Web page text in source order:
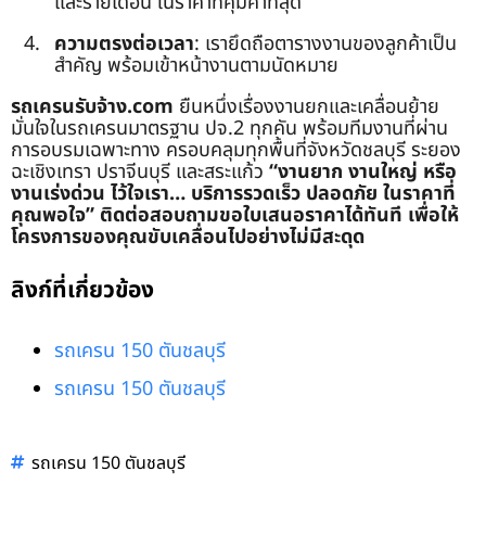
ความตรงต่อเวลา: เรายึดถือตารางงานของลูกค้าเป็น
สำคัญ พร้อมเข้าหน้างานตามนัดหมาย
รถเครนรับจ้าง.com ยืนหนึ่งเรื่องงานยกและเคลื่อนย้าย
มั่นใจในรถเครนมาตรฐาน ปจ.2 ทุกคัน พร้อมทีมงานที่ผ่าน
การอบรมเฉพาะทาง ครอบคลุมทุกพื้นที่จังหวัดชลบุรี ระยอง
ฉะเชิงเทรา ปราจีนบุรี และสระแก้ว “งานยาก งานใหญ่ หรือ
งานเร่งด่วน ไว้ใจเรา… บริการรวดเร็ว ปลอดภัย ในราคาที่
คุณพอใจ” ติดต่อสอบถามขอใบเสนอราคาได้ทันที เพื่อให้
โครงการของคุณขับเคลื่อนไปอย่างไม่มีสะดุด
ลิงก์ที่เกี่ยวข้อง
รถเครน 150 ตันชลบุรี
รถเครน 150 ตันชลบุรี
รถเครน 150 ตันชลบุรี